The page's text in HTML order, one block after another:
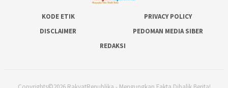
KODE ETIK
PRIVACY POLICY
DISCLAIMER
PEDOMAN MEDIA SIBER
REDAKSI